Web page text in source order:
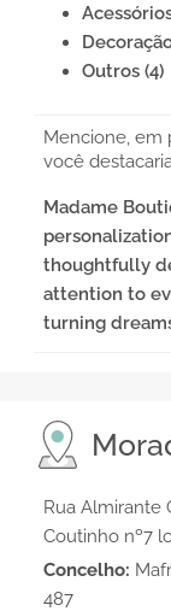
Outros (4)
Mencione, em
você
Madame
thoughtfully
attention to
turning
Rua Almirante
Coutinho nº7
Concelho:
487